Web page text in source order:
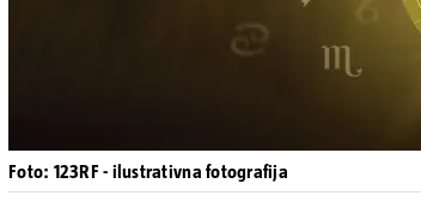
Foto: 123RF - ilustrativna fotografija